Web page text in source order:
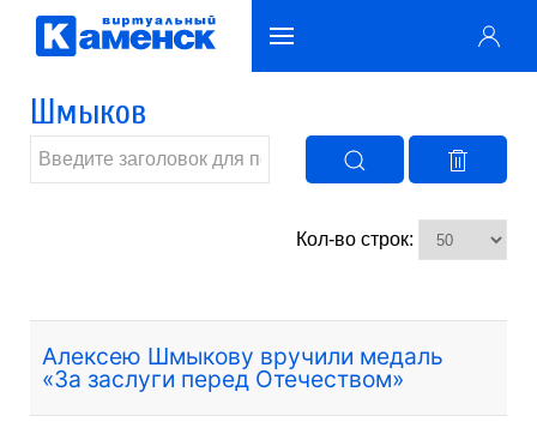
Шмыков
Кол-во строк:
Алексею Шмыкову вручили медаль
«За заслуги перед Отечеством»